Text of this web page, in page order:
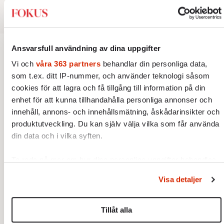
Ansvarsfull användning av dina uppgifter
Vi och våra 363 partners behandlar din personliga data,
som t.ex. ditt IP-nummer, och använder teknologi såsom
cookies för att lagra och få tillgång till information på din
enhet för att kunna tillhandahålla personliga annonser och
innehåll, annons- och innehållsmätning, åskådarinsikter och
produktutveckling. Du kan själv välja vilka som får använda
din data och i vilka syften.
ändra eller dra tillbaka ditt samtycke när som helst från
cookie-förklaringen.
Vi använder enhetsidentifierare för att anpassa innehållet
Visa detaljer
Tillåt alla
Kultur
KRÖNIKA
Mikael Timm:Habermas hade
gillat deras feministiska
sommarkupp
Samtal pågår fortfarande mellan
oss människor. Med språklig
över det offentliga rummet.
Jan Troell: ”Min första film kom
Alla bra fotografer har en skarp
blick. Jan Troell har mer än så –